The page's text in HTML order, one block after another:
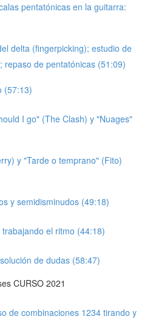
pentatónicas en la guitarra:
delta (fingerpicking); estudio de
repaso de pentatónicas (51:09)
(57:13)
I go" (The Clash) y "Nuages"
y "Tarde o temprano" (Fito)
y semidisminudos (49:18)
el ritmo (44:18)
de dudas (58:47)
CURSO 2021
de combinaciones 1234 tirando y